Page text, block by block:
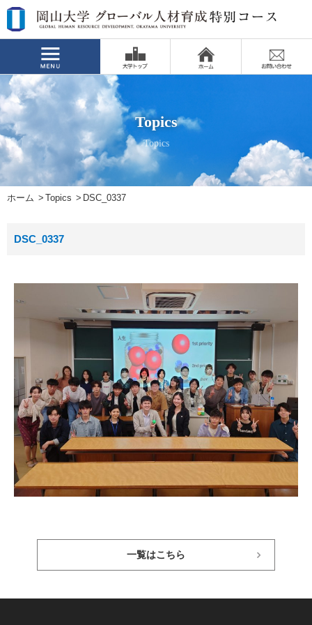
Topics
Topics
ホーム Topics DSC_0337
DSC_0337
一覧はこちら